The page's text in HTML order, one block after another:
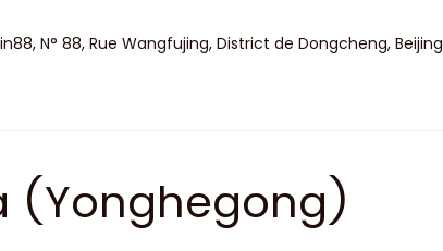
N° 88, Rue Wangfujing, District de Dongcheng, Beijing
(Yonghegong)